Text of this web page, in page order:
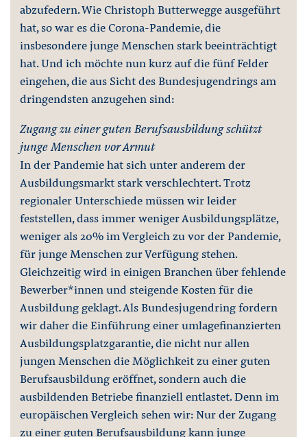
abzufedern. Wie Christoph Butterwegge ausgeführt
hat, so war es die Corona-Pandemie, die
insbesondere junge Menschen stark beeinträchtigt
hat. Und ich möchte nun kurz auf die fünf Felder
eingehen, die aus Sicht des Bundesjugendrings am
dringendsten anzugehen sind:
Zugang zu einer guten Berufsausbildung schützt
junge Menschen vor Armut
In der Pandemie hat sich unter anderem der
Ausbildungsmarkt stark verschlechtert. Trotz
regionaler Unterschiede müssen wir leider
feststellen, dass immer weniger Ausbildungsplätze,
weniger als 20% im Vergleich zu vor der Pandemie,
für junge Menschen zur Verfügung stehen.
Gleichzeitig wird in einigen Branchen über fehlende
Bewerber*innen und steigende Kosten für die
Ausbildung geklagt. Als Bundesjugendring fordern
wir daher die Einführung einer umlagefinanzierten
Ausbildungsplatzgarantie, die nicht nur allen
jungen Menschen die Möglichkeit zu einer guten
Berufsausbildung eröffnet, sondern auch die
ausbildenden Betriebe finanziell entlastet. Denn im
europäischen Vergleich sehen wir: Nur der Zugang
zu einer guten Berufsausbildung kann junge